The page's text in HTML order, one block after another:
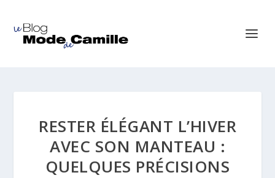
RESTER ÉLÉGANT L’HIVER
AVEC SON MANTEAU :
QUELQUES PRÉCISIONS